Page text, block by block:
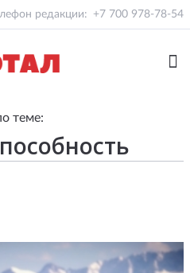
редакции: +7 700 978-78-54
теме: